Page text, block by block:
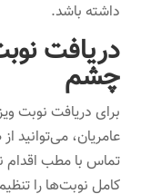
داشته باشد.
دریافت
چشم
برای دریافت نوبت
عامریان، می‌توانید
تماس با مطب اقدام
کامل نوبت‌ها را